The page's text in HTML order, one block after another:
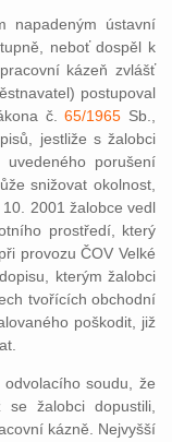
napadeným ústavní
neboť dospěl k
kázeň zvlášť
postupoval
č.65/1965 Sb.,
jestliže s žalobci
porušení
snižovat okolnost,
2001 žalobce vedl
prostředí, který
provozu ČOV Velké
kterým žalobci
tvořících obchodní
poškodit, již
soudu, že
žalobci dopustili,
kázně. Nejvyšší